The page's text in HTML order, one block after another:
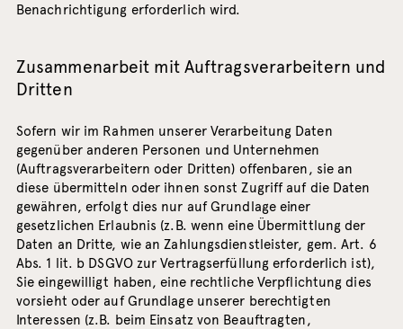
Benachrichtigung erforderlich wird.
Zusammenarbeit mit Auftragsverarbeitern und
Dritten
Sofern wir im Rahmen unserer Verarbeitung Daten
gegenüber anderen Personen und Unternehmen
(Auftragsverarbeitern oder Dritten) offenbaren, sie an
diese übermitteln oder ihnen sonst Zugriff auf die Daten
gewähren, erfolgt dies nur auf Grundlage einer
gesetzlichen Erlaubnis (z.B. wenn eine Übermittlung der
Daten an Dritte, wie an Zahlungsdienstleister, gem. Art. 6
Abs. 1 lit. b DSGVO zur Vertragserfüllung erforderlich ist),
Sie eingewilligt haben, eine rechtliche Verpflichtung dies
vorsieht oder auf Grundlage unserer berechtigten
Interessen (z.B. beim Einsatz von Beauftragten,